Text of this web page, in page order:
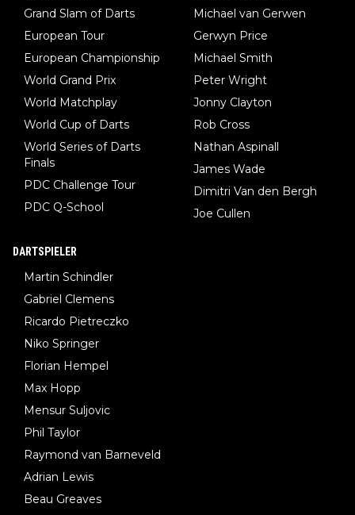
Grand Slam of Darts
European Tour
European Championship
World Grand Prix
World Matchplay
World Cup of Darts
World Series of Darts
Finals
PDC Challenge Tour
PDC Q-School
Michael van Gerwen
Gerwyn Price
Michael Smith
Peter Wright
Jonny Clayton
Rob Cross
Nathan Aspinall
James Wade
Dimitri Van den Bergh
Joe Cullen
DARTSPIELER
Martin Schindler
Gabriel Clemens
Ricardo Pietreczko
Niko Springer
Florian Hempel
Max Hopp
Mensur Suljovic
Phil Taylor
Raymond van Barneveld
Adrian Lewis
Beau Greaves